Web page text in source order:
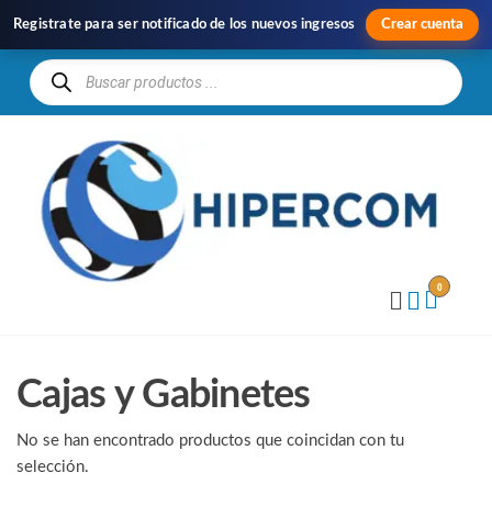
Registrate para ser notificado de los nuevos ingresos Crear cuenta
0
Cajas y Gabinetes
No se han encontrado productos que coincidan con tu
selección.